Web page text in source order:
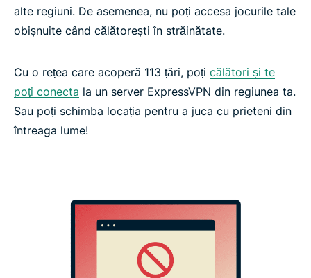
alte regiuni. De asemenea, nu poți accesa jocurile tale
obișnuite când călătorești în străinătate.
Cu o rețea care acoperă 113 țări, poți călători și te
poți conecta la un server ExpressVPN din regiunea ta.
Sau poți schimba locația pentru a juca cu prieteni din
întreaga lume!